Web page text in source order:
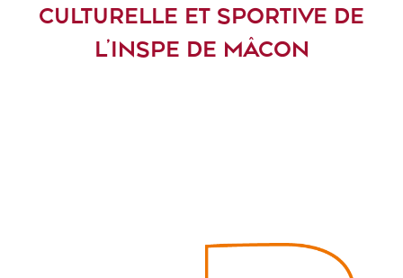
CULTURELLE ET SPORTIVE DE
L’INSPE DE MÂCON